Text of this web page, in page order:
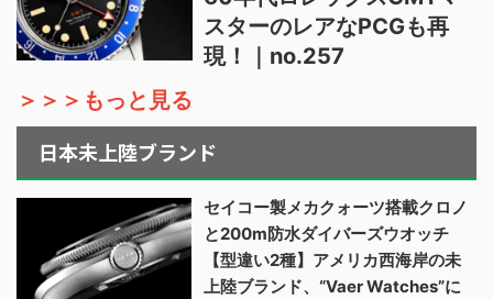
スターのレアなPCGも再
現！｜no.257
＞＞＞もっと見る
日本未上陸ブランド
セイコー製メカクォーツ搭載クロノ
と200m防水ダイバーズウオッチ
【型違い2種】アメリカ西海岸の未
上陸ブランド、“Vaer Watches”に